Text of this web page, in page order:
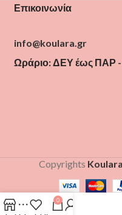
Επικοινωνία
info@koulara.gr
Ωράριο: ΔΕΥ έως ΠΑΡ -
Copyrights Koulara
0